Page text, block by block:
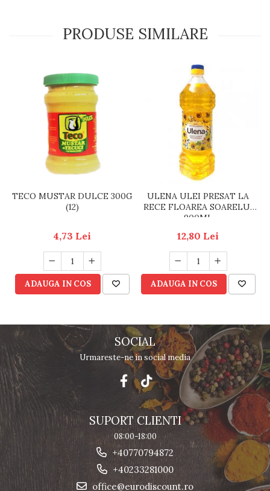
PRODUSE SIMILARE
TECO MUSTAR DULCE 300G
(12)
4,73 Lei
ADAUGA IN COS
ULENA ULEI PRESAT LA
RECE FLOAREA SOARELUI
900ML
12,80 Lei
ADAUGA IN COS
SOCIAL
Urmareste-ne in social media
SUPORT CLIENTI
08:00-18:00
+40770794872
+40233281000
office@eurodiscount.ro